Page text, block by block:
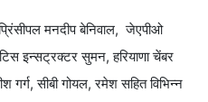
मनदीप बेनिवाल, जेएपीओ
इन्सट्रक्टर सुमन, हरियाणा चेंबर
सीबी गोयल, रमेश सहित विभिन्न